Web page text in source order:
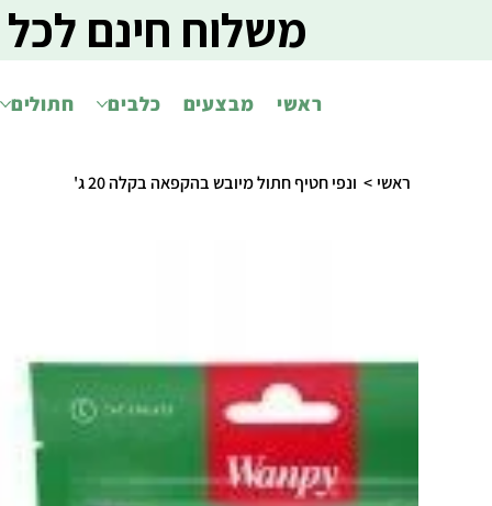
ראשי מבצעים כלבים חתולים
משלוח חינם
ראשי > ונפי חטיף חתול מיובש בהקפאה בקלה 20 ג'